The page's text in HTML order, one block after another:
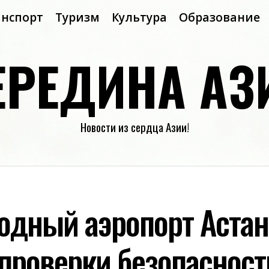
Туризм Культура Образование
Новости из сердца Азии!
аэропорт